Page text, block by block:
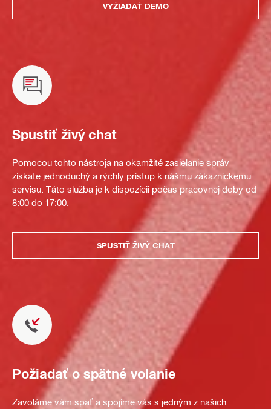
VYŽIADAŤ DEMO
Spustiť živý chat
Pomocou tohto nástroja na okamžité zasielanie správ
získate jednoduchý a rýchly prístup k nášmu zákazníckemu
servisu. Táto služba je k dispozícii počas pracovnej doby od
8:00 do 17:00.
SPUSTIŤ ŽIVÝ CHAT
Požiadať o spätné volanie
Zavoláme vám späť a spojíme vás s jedným z našich